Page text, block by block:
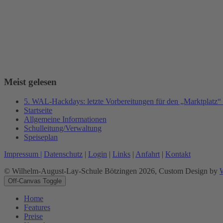
Meist gelesen
5. WAL-Hackdays: letzte Vorbereitungen für den
Startseite
Allgemeine Informationen
Schulleitung/Verwaltung
Speiseplan
Impressum | Datenschutz | Login | Links | Anfahrt | Kontakt
© Wilhelm-August-Lay-Schule Bötzingen 2026, Custom Design by
Off-Canvas Toggle
Home
Features
Preise